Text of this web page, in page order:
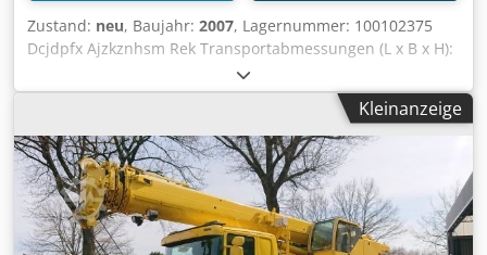
Zustand: neu, Baujahr: 2007, Lagernummer: 100102375
Dcjdpfx Ajzkznhsm Rek Transportabmessungen (L x B x H):
0 x 0 x m Ausladung inkl. Gegenballast Hubwerk 65kW
Stromzuführungsleitung 60m Lichttrafo 4,7kVA Funkanlage
HBC Zentralschmieranlage Montagepodeste Unterwagen
6,0m Spur Turmstücke für 30m Hakenhöhe Standort:
Nürnberg
Kleinanzeige